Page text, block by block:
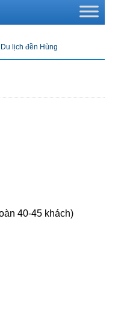
Du lịch đền Hùng
40-45 khách)